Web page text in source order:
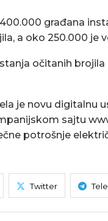
građana
a oko 250.000 je
očitanih
je novu digitalnu
sajtu
potrošnje
Twitter